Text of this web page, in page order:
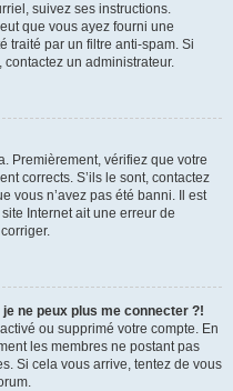
suivez ses instructions.
que vous ayez fourni une
traité par un filtre anti-spam. Si
contactez un administrateur.
Premièrement, vérifiez que votre
corrects. S’ils le sont, contactez
vous n’avez pas été banni. Il est
Internet ait une erreur de
ne peux plus me connecter ?!
ou supprimé votre compte. En
les membres ne postant pas
Si cela vous arrive, tentez de vous